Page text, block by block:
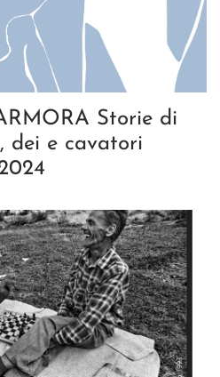
Storie di
dei e cavatori